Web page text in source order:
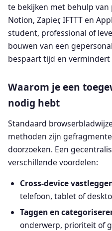
te bekijken met behulp
Notion, Zapier, IFTTT en
student, professional of
bouwen van een
bespaart tijd en
Waarom je een
nodig hebt
Standaard
methoden zijn
doorzoeken. Een
verschillende voordelen:
Cross-device
telefoon, tablet of
Taggen en
onderwerp, prioriteit of